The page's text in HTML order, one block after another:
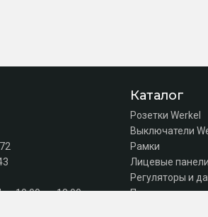
с 10:00 до 18:00
Каталог
Розетки Werkel
Выключатели
Рамки
Лицевые
Регуляторы и
Подсветка